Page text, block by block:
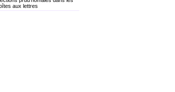
aux lettres